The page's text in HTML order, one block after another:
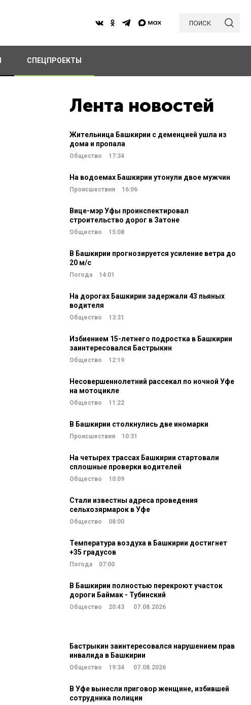
поиск
СПЕЦПРОЕКТЫ
Лента новостей
Жительница Башкирии с деменцией ушла из
дома и пропала
Общество 17:34
На водоемах Башкирии утонули двое мужчин
Происшествия 16:06
Вице-мэр Уфы проинспектировал
строительство дорог в Затоне
Общество 15:08
В Башкирии прогнозируется усиление ветра до
20 м/c
Погода 14:01
На дорогах Башкирии задержали 43 пьяных
водителя
Общество 13:31
Избиением 15-летнего подростка в Башкирии
заинтересовался Бастрыкин
Общество 12:19
Несовершеннолетний рассекал по ночной Уфе
на мотоцикле
Общество 11:22
В Башкирии столкнулись две иномарки
Происшествия 10:31
На четырех трассах Башкирии стартовали
сплошные проверки водителей
Общество 10:09
Стали известны адреса проведения
сельхозярмарок в Уфе
Общество 08:00
Температура воздуха в Башкирии достигнет
+35 градусов
Погода 07:00
В Башкирии полностью перекроют участок
дороги Баймак - Тубинский
Общество 20:43 07.08.2026
Бастрыкин заинтересовался нарушением прав
инвалида в Башкирии
Общество 19:34 07.08.2026
В Уфе вынесли приговор женщине, избившей
сотрудника полиции